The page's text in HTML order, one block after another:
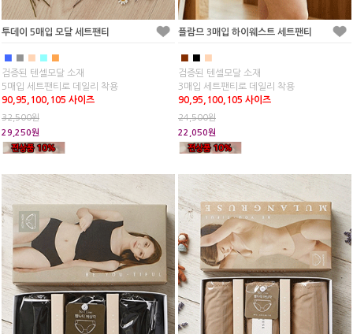
투데이 5매입 모달 세트팬티
■ ■ ■ ■ ■
검증된 텐셀모달 소재
5매입 세트팬티로 데일리 착용
90,95,100,105 사이즈
32,500원
29,250원
플람므 3매입 하이웨스트 세트팬티
■ ■ ■
검증된 텐셀모달 소재
3매입 세트팬티로 데일리 착용
90,95,100,105 사이즈
24,500원
22,050원